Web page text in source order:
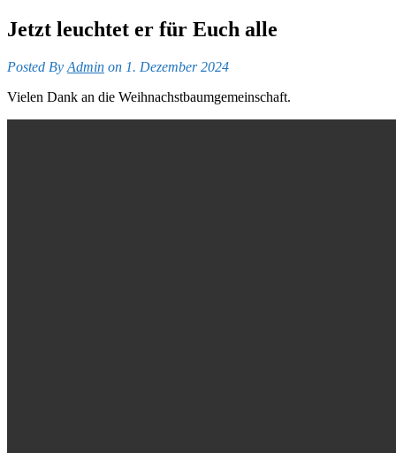
Jetzt leuchtet er für Euch alle
Posted By Admin on 1. Dezember 2024
Vielen Dank an die Weihnachstbaumgemeinschaft.